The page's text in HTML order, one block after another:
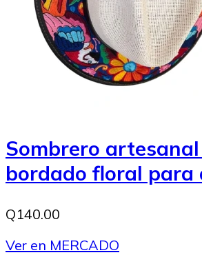
Sombrero artesanal
bordado floral para
Q140.00
Ver en MERCADO